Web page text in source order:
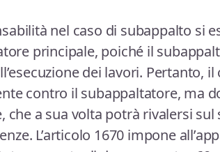
nel caso di subappalto si
principale, poiché il
dei lavori. Pertanto,
contro il subappaltatore, ma
che a sua volta potrà rivalersi
L’articolo 1670 impone